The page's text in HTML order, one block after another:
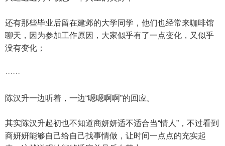
还有那些毕业后留在建邺的大学同学，他们也经常来咖啡馆
聊天，因为参加工作原因，大家似乎有了一点变化，又似乎
没有变化；
······
陈汉升一边听着，一边“嗯嗯啊啊”的回应。
其实陈汉升起初也不知道商妍妍适不适合当“情人”，不过看到
商妍妍能够自己给自己找事情做，让时间一点点的充实起